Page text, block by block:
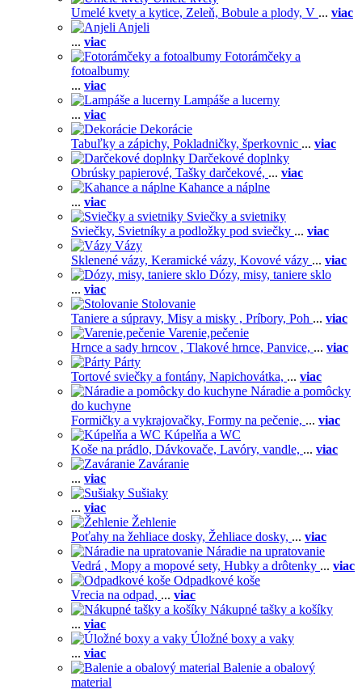
Umelé kvety a kytice, Zeleň, Bobule a plody, V ... viac
Anjeli
... viac
Fotorámčeky a
fotoalbumy
... viac
Lampáše a lucerny
... viac
Dekorácie
Tabuľky a zápichy, Pokladničky, šperkovnic ... viac
Darčekové doplnky
Obrúsky papierové, Tašky darčekové, ... viac
Kahance a náplne
... viac
Sviečky a svietniky
Sviečky, Svietníky a podložky pod sviečky ... viac
Vázy
Sklenené vázy, Keramické vázy, Kovové vázy ... viac
Dózy, misy, taniere sklo
... viac
Stolovanie
Taniere a súpravy, Misy a misky , Príbory, Poh ... viac
Varenie,pečenie
Hrnce a sady hrncov , Tlakové hrnce, Panvice, ... viac
Párty
Tortové sviečky a fontány, Napichovátka, ... viac
Náradie a pomôcky
do kuchyne
Formičky a vykrajovačky, Formy na pečenie, ... viac
Kúpelňa a WC
Koše na prádlo, Dávkovače, Lavóry, vandle, ... viac
Zaváranie
... viac
Sušiaky
... viac
Žehlenie
Poťahy na žehliace dosky, Žehliace dosky, ... viac
Náradie na upratovanie
Vedrá , Mopy a mopové sety, Hubky a drôtenky ... viac
Odpadkové koše
Vrecia na odpad, ... viac
Nákupné tašky a košíky
... viac
Úložné boxy a vaky
... viac
Balenie a obalový
material